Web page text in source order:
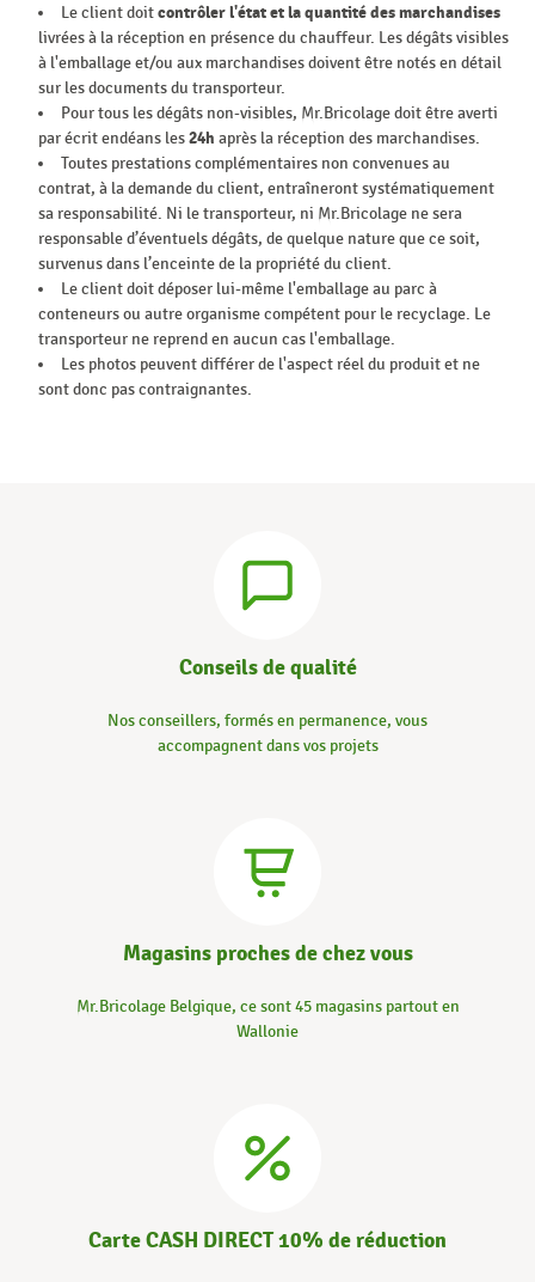
Le client doitcontrôler l'état et la quantité des marchandises
livrées à la réception en présence du chauffeur. Les dégâts visibles
à l'emballage et/ou aux marchandises doivent être notés en détail
sur les documents du transporteur.
Pour tous les dégâts non-visibles, Mr.Bricolage doit être averti
par écrit endéans les24h après la réception des marchandises.
Toutes prestations complémentaires non convenues au
contrat, à la demande du client, entraîneront systématiquement
sa responsabilité. Ni le transporteur, ni Mr.Bricolage ne sera
responsable d’éventuels dégâts, de quelque nature que ce soit,
survenus dans l’enceinte de la propriété du client.
Le client doit déposer lui-même l'emballage au parc à
conteneurs ou autre organisme compétent pour le recyclage. Le
transporteur ne reprend en aucun cas l'emballage.
Les photos peuvent différer de l'aspect réel du produit et ne
sont donc pas contraignantes.
Conseils de qualité
Nos conseillers, formés en permanence, vous
accompagnent dans vos projets
Magasins proches de chez vous
Mr.Bricolage Belgique, ce sont 45 magasins partout en
Wallonie
Carte CASH DIRECT 10% de réduction